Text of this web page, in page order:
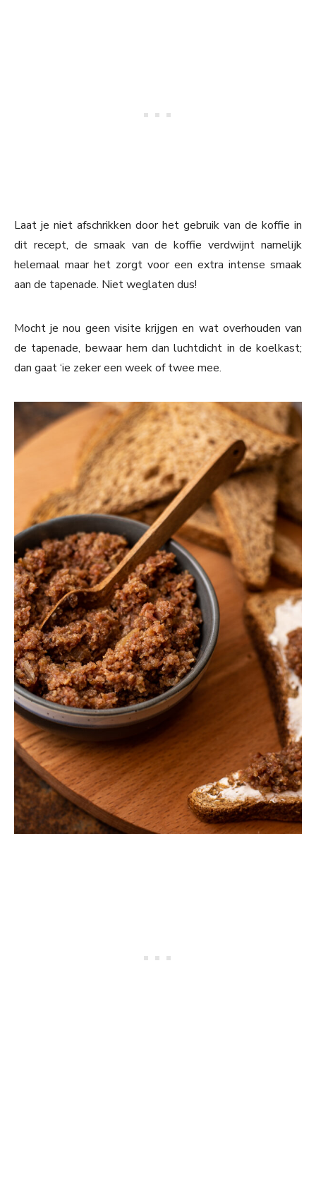
Laat je niet afschrikken door het gebruik van de koffie in
dit recept, de smaak van de koffie verdwijnt namelijk
helemaal maar het zorgt voor een extra intense smaak
aan de tapenade. Niet weglaten dus!
Mocht je nou geen visite krijgen en wat overhouden van
de tapenade, bewaar hem dan luchtdicht in de koelkast;
dan gaat ‘ie zeker een week of twee mee.